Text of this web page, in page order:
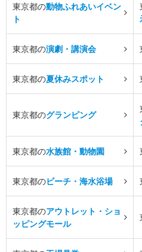
東京都の動物ふれあいイベン
ト
東京都の演劇・講演会
東京都の夏休みスポット
東京都のグランピング
東京都の水族館・動物園
東京都のビーチ・海水浴場
東京都のアウトレット・ショ
ッピングモール